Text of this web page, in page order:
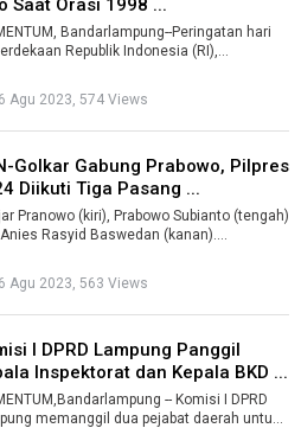
Saat Orasi 1998 ...
Bandarlampung--Peringatan hari
Republik Indonesia (RI),
Agu 2023, 574 Views
Golkar Gabung Prabowo, Pilpres
Diikuti Tiga Pasang ...
Pranowo (kiri), Prabowo Subianto (tengah)
Rasyid Baswedan (kanan).
Agu 2023, 563 Views
I DPRD Lampung Panggil
Inspektorat dan Kepala BKD ...
-- Komisi I DPRD
memanggil dua pejabat daerah untuk